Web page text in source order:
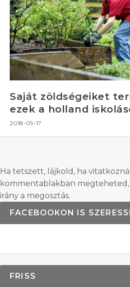
Saját zöldségeiket
ezek a holland
2018-09-17
Ha tetszett, lájkold, ha
kommentablakban megteheted,
irány a megosztás.
FACEBOOKON IS SZERESS!
FRISS